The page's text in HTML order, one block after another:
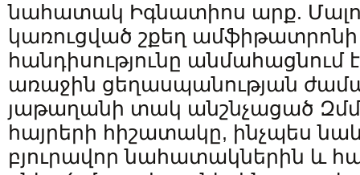
նահատակ Իգնատիոս արք.
կառուցված շքեղ
հանդիսությունը անմահացնում
առաջին ցեղասպանության
յաթաղանի տակ անշնչացած
հայրերի հիշատակը, ինչպես
բյուրավոր նահատակներին և